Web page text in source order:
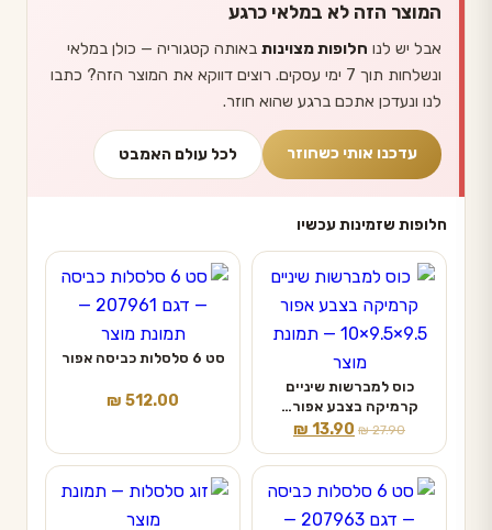
המוצר הזה לא במלאי כרגע
אבל יש לנו חלופות מצוינות באותה קטגוריה — כולן במלאי
ונשלחות תוך 7 ימי עסקים. רוצים דווקא את המוצר הזה? כתבו
לנו ונעדכן אתכם ברגע שהוא חוזר.
עדכנו אותי כשחוזר לכל עולם האמבט
חלופות שזמינות עכשיו
כוס למברשות שיניים
קרמיקה בצבע אפור…
₪27.90
המחיר
המקורי
₪ 27.90.
₪ 13.90
המחיר
הנוכחי
סט 6 סלסלות כביסה אפור
₪ 512.00